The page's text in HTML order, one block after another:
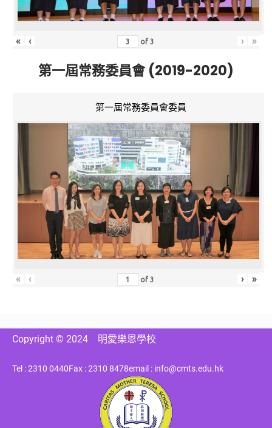
« ‹ of3 › »
第一屆常務委員會 (2019-2020)
第一屆常務委員會委員
« ‹ of3 › »
Copyright © 2024 明愛樂恩學校
Tel : 2310 0440Fax : 2310 8478email : info@cmts.edu.hk